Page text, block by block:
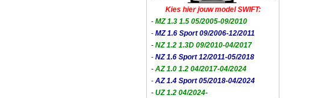
Kies hier jouw model SWIFT:
- MZ 1.3 1.5 05/2005-09/2010
- MZ 1.6 Sport 09/2006-12/2011
- NZ 1.2 1.3D 09/2010-04/2017
- NZ 1.6 Sport 12/2011-05/2018
- AZ 1.0 1.2 04/2017-04/2024
- AZ 1.4 Sport 05/2018-04/2024
- UZ 1.2 04/2024-